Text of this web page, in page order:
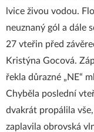
lvice živou vodou.
neuznaný gól a dále
27 vteřin před
Kristýna Gocová.
řekla důrazné „NE“
Chyběla poslední
dvakrát propálila
zaplavila obrovská